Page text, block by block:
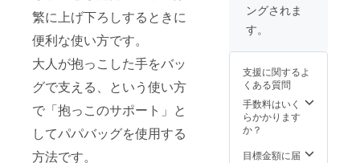
繁に上げ下ろしするときに
便利な使い方です。
大人が抱っこした手をバッ
グで支える、という使い方
で「抱っこのサポート」と
してパパバッグを使用する
方法です。
変動が
生じる
動報
告」を
通して
ご報告
させて
きま
月】か
らご支
してい
ます。
クラウ
ドファ
ンディ
はプロ
けを教
えてい
りがた
いで
す！ 宜
しくお
願い致
しま
Twitter
りま
す。商
一部仕
様が変
わる場
合がご
ざいま
す。予
さい。
×1、落
×1、
ショル
ダー
パッ
ド、Dカ
ン、ベ
※プロ
×1、固
ド、イ
ンナー
ファス
ナーポ
ケット
×1、前
ト、背
マチ
ルト周
長
158cm
、最短
62cm（
バッグ
重量：
ングされま
す。
支援に関するよ
くある質問
手数料はいく
らかかります
か？
目標金額に届